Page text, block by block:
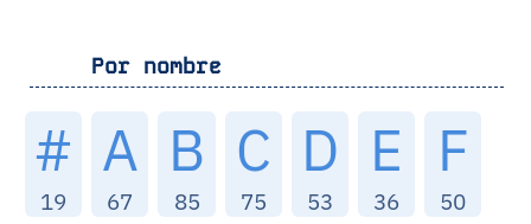
Por nombre
#
19
A
67
B
85
C
75
D
53
E
36
F
50